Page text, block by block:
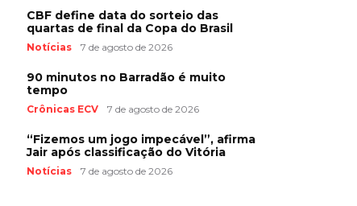
CBF define data do sorteio das
quartas de final da Copa do Brasil
Notícias 7 de agosto de 2026
90 minutos no Barradão é muito
tempo
Crônicas ECV 7 de agosto de 2026
“Fizemos um jogo impecável”, afirma
Jair após classificação do Vitória
Notícias 7 de agosto de 2026